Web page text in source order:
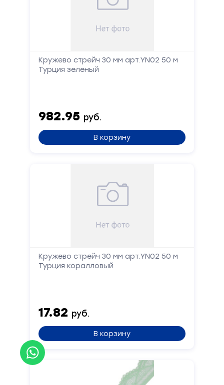
Кружево стрейч 30 мм арт.YN02 50 м
Турция зеленый
982.95 руб.
В корзину
Кружево стрейч 30 мм арт.YN02 50 м
Турция коралловый
17.82 руб.
В корзину